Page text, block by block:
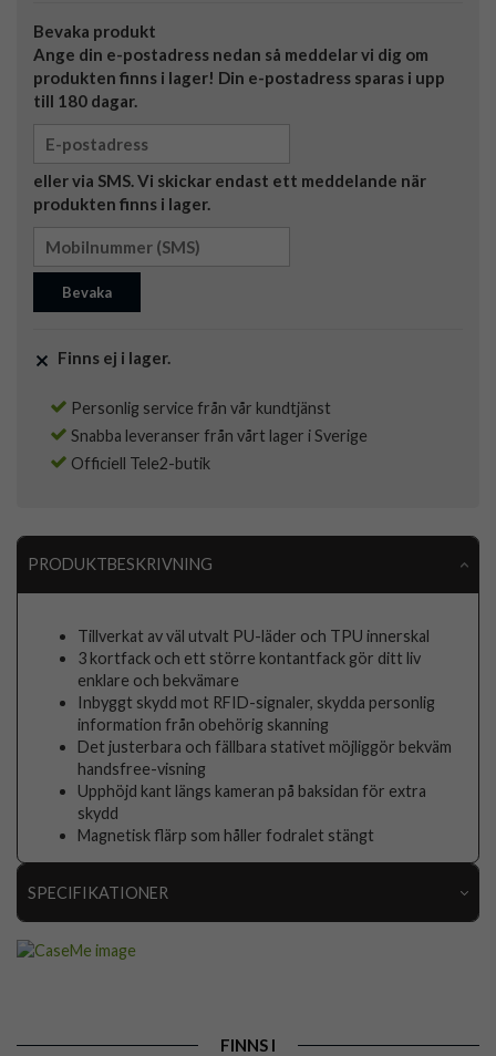
Bevaka produkt
Ange din e-postadress nedan så meddelar vi dig om
produkten finns i lager! Din e-postadress sparas i upp
till 180 dagar.
eller via SMS. Vi skickar endast ett meddelande när
produkten finns i lager.
Bevaka
Finns ej i lager.
Personlig service från vår kundtjänst
Snabba leveranser från vårt lager i Sverige
Officiell Tele2-butik
PRODUKTBESKRIVNING
Tillverkat av väl utvalt PU-läder och TPU innerskal
3 kortfack och ett större kontantfack gör ditt liv
enklare och bekvämare
Inbyggt skydd mot RFID-signaler, skydda personlig
information från obehörig skanning
Det justerbara och fällbara stativet möjliggör bekväm
handsfree-visning
Upphöjd kant längs kameran på baksidan för extra
skydd
Magnetisk flärp som håller fodralet stängt
SPECIFIKATIONER
FINNS I